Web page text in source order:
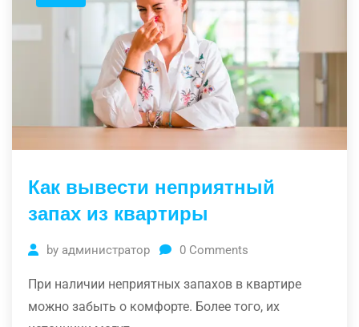
Как вывести неприятный
запах из квартиры
by администратор 0 Comments
При наличии неприятных запахов в квартире
можно забыть о комфорте. Более того, их